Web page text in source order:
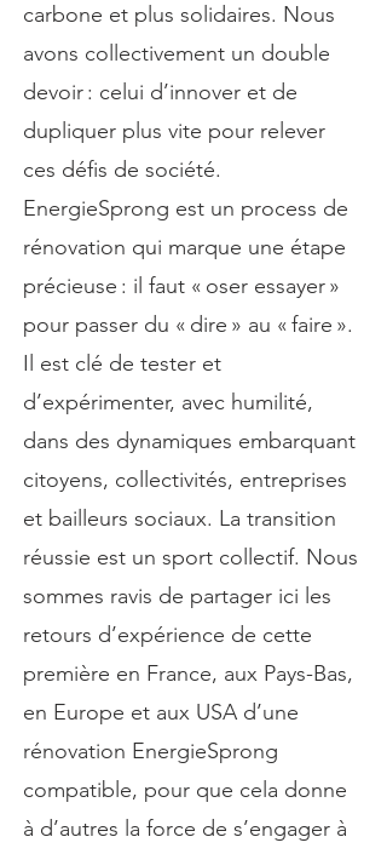
carbone et plus solidaires. Nous
avons collectivement un double
devoir : celui d’innover et de
dupliquer plus vite pour relever
ces défis de société.
EnergieSprong est un process de
rénovation qui marque une étape
précieuse : il faut « oser essayer »
pour passer du « dire » au « faire ».
Il est clé de tester et
d’expérimenter, avec humilité,
dans des dynamiques embarquant
citoyens, collectivités, entreprises
et bailleurs sociaux. La transition
réussie est un sport collectif. Nous
sommes ravis de partager ici les
retours d’expérience de cette
première en France, aux Pays-Bas,
en Europe et aux USA d’une
rénovation EnergieSprong
compatible, pour que cela donne
à d’autres la force de s’engager à